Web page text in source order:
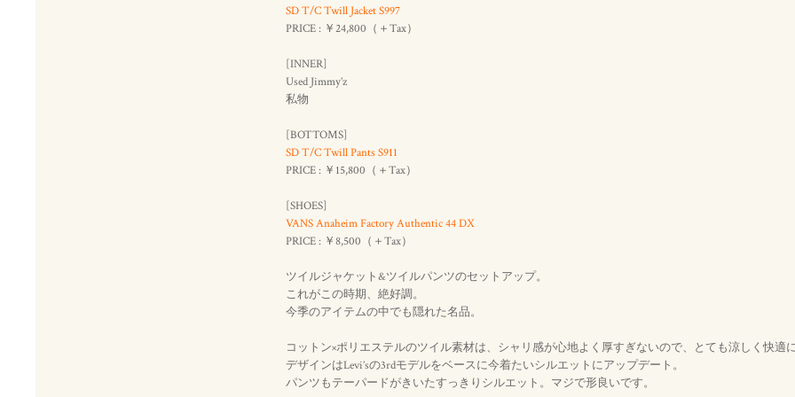
SD T/C Twill Jacket S997
PRICE : ￥24,800（＋Tax）
[INNER]
Used Jimmy’z
私物
[BOTTOMS]
SD T/C Twill Pants S911
PRICE : ￥15,800（＋Tax）
[SHOES]
VANS Anaheim Factory Authentic 44 DX
PRICE : ￥8,500（＋Tax）
ツイルジャケット&ツイルパンツのセットアップ。
これがこの時期、絶好調。
今季のアイテムの中でも隠れた名品。
コットン×ポリエステルのツイル素材は、シャリ感が心地よく厚すぎないので、とても涼しく快適
デザインはLevi’sの3rdモデルをベースに今着たいシルエットにアップデート。
パンツもテーパードがきいたすっきりシルエット。マジで形良いです。